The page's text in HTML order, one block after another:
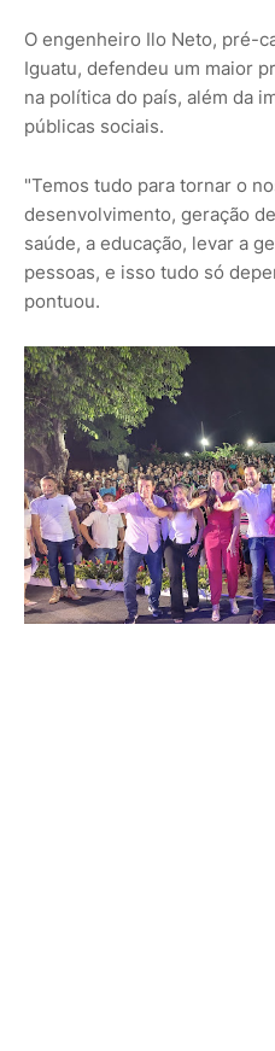
O engenheiro Ilo Neto, pré-
Iguatu, defendeu um maior
na política do país, além da
públicas sociais.
"Temos tudo para tornar o
desenvolvimento, geração
saúde, a educação, levar a
pessoas, e isso tudo só
pontuou.